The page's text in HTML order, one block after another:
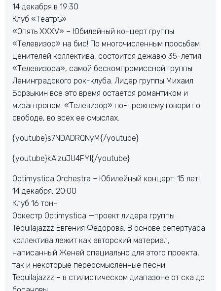
14 декабря в 19:30
Клуб «Театръ»
«Опять XXXV» – Юбилейный концерт группы
«Телевизор» на бис! По многочисленным просьбам
ценителей коллектива, состоится дежавю 35-летия
«Телевизора», самой бескомпромиссной группы
Ленинградского рок-клуба. Лидер группы Михаил
Борзыкин все это время остается романтиком и
мизантропом. «Телевизор» по-прежнему говорит о
свободе, во всех ее смыслах.
{youtube}s7NDADRQNyM{/youtube}
{youtube}kAizuJU4FYI{/youtube}
Optimystica Orchestra – Юбилейный концерт: 15 лет!
14 декабря, 20:00
Клуб 16 тонн
Оркестр Optimystica —проект лидера группы
Tequilajazzz Евгения Фёдорова. В основе репертуара
коллектива лежит как авторский материал,
написанный Женей специально для этого проекта,
так и некоторые переосмысленные песни
Tequilajazzz – в стилистическом диапазоне от ска до